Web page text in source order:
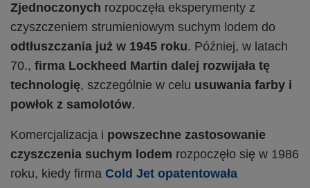
Zjednoczonych rozpoczęła eksperymenty z
czyszczeniem strumieniowym suchym lodem do
odtłuszczania już w 1945 roku. Później, w latach
70., firma Lockheed Martin dalej rozwijała tę
technologię, szczególnie w celu usuwania farby i
powłok z samolotów.
Komercjalizacja i powszechne zastosowanie
czyszczenia suchym lodem rozpoczęło się w 1986
roku, kiedy firma Cold Jet opatentowała